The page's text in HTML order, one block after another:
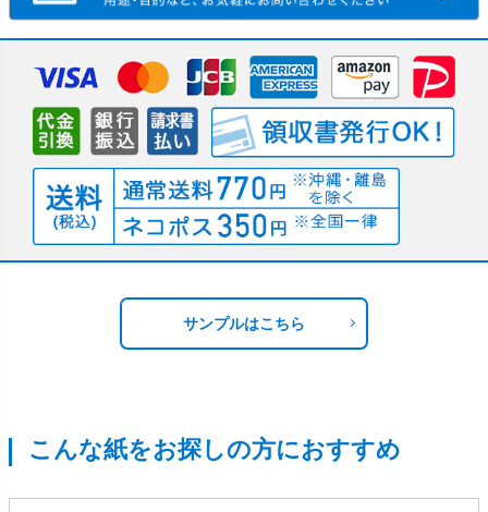
サンプルはこちら
こんな紙をお探しの方におすすめ